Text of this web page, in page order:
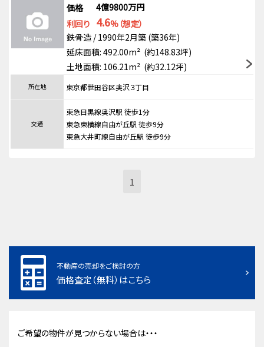
価格
4億9800万円
利回り 4.6%（想定）
鉄骨造 / 1990年2月築 (築36年)
延床面積: 492.00m² (約148.83坪)
土地面積: 106.21m² (約32.12坪)
所在地 東京都世田谷区奥沢３丁目
交通
東急目黒線奥沢駅 徒歩1分
東急東横線自由が丘駅 徒歩9分
東急大井町線自由が丘駅 徒歩9分
1
不動産の売却をご検討の方
価格査定（無料）はこちら
ご希望の物件が見つからない場合は・・・